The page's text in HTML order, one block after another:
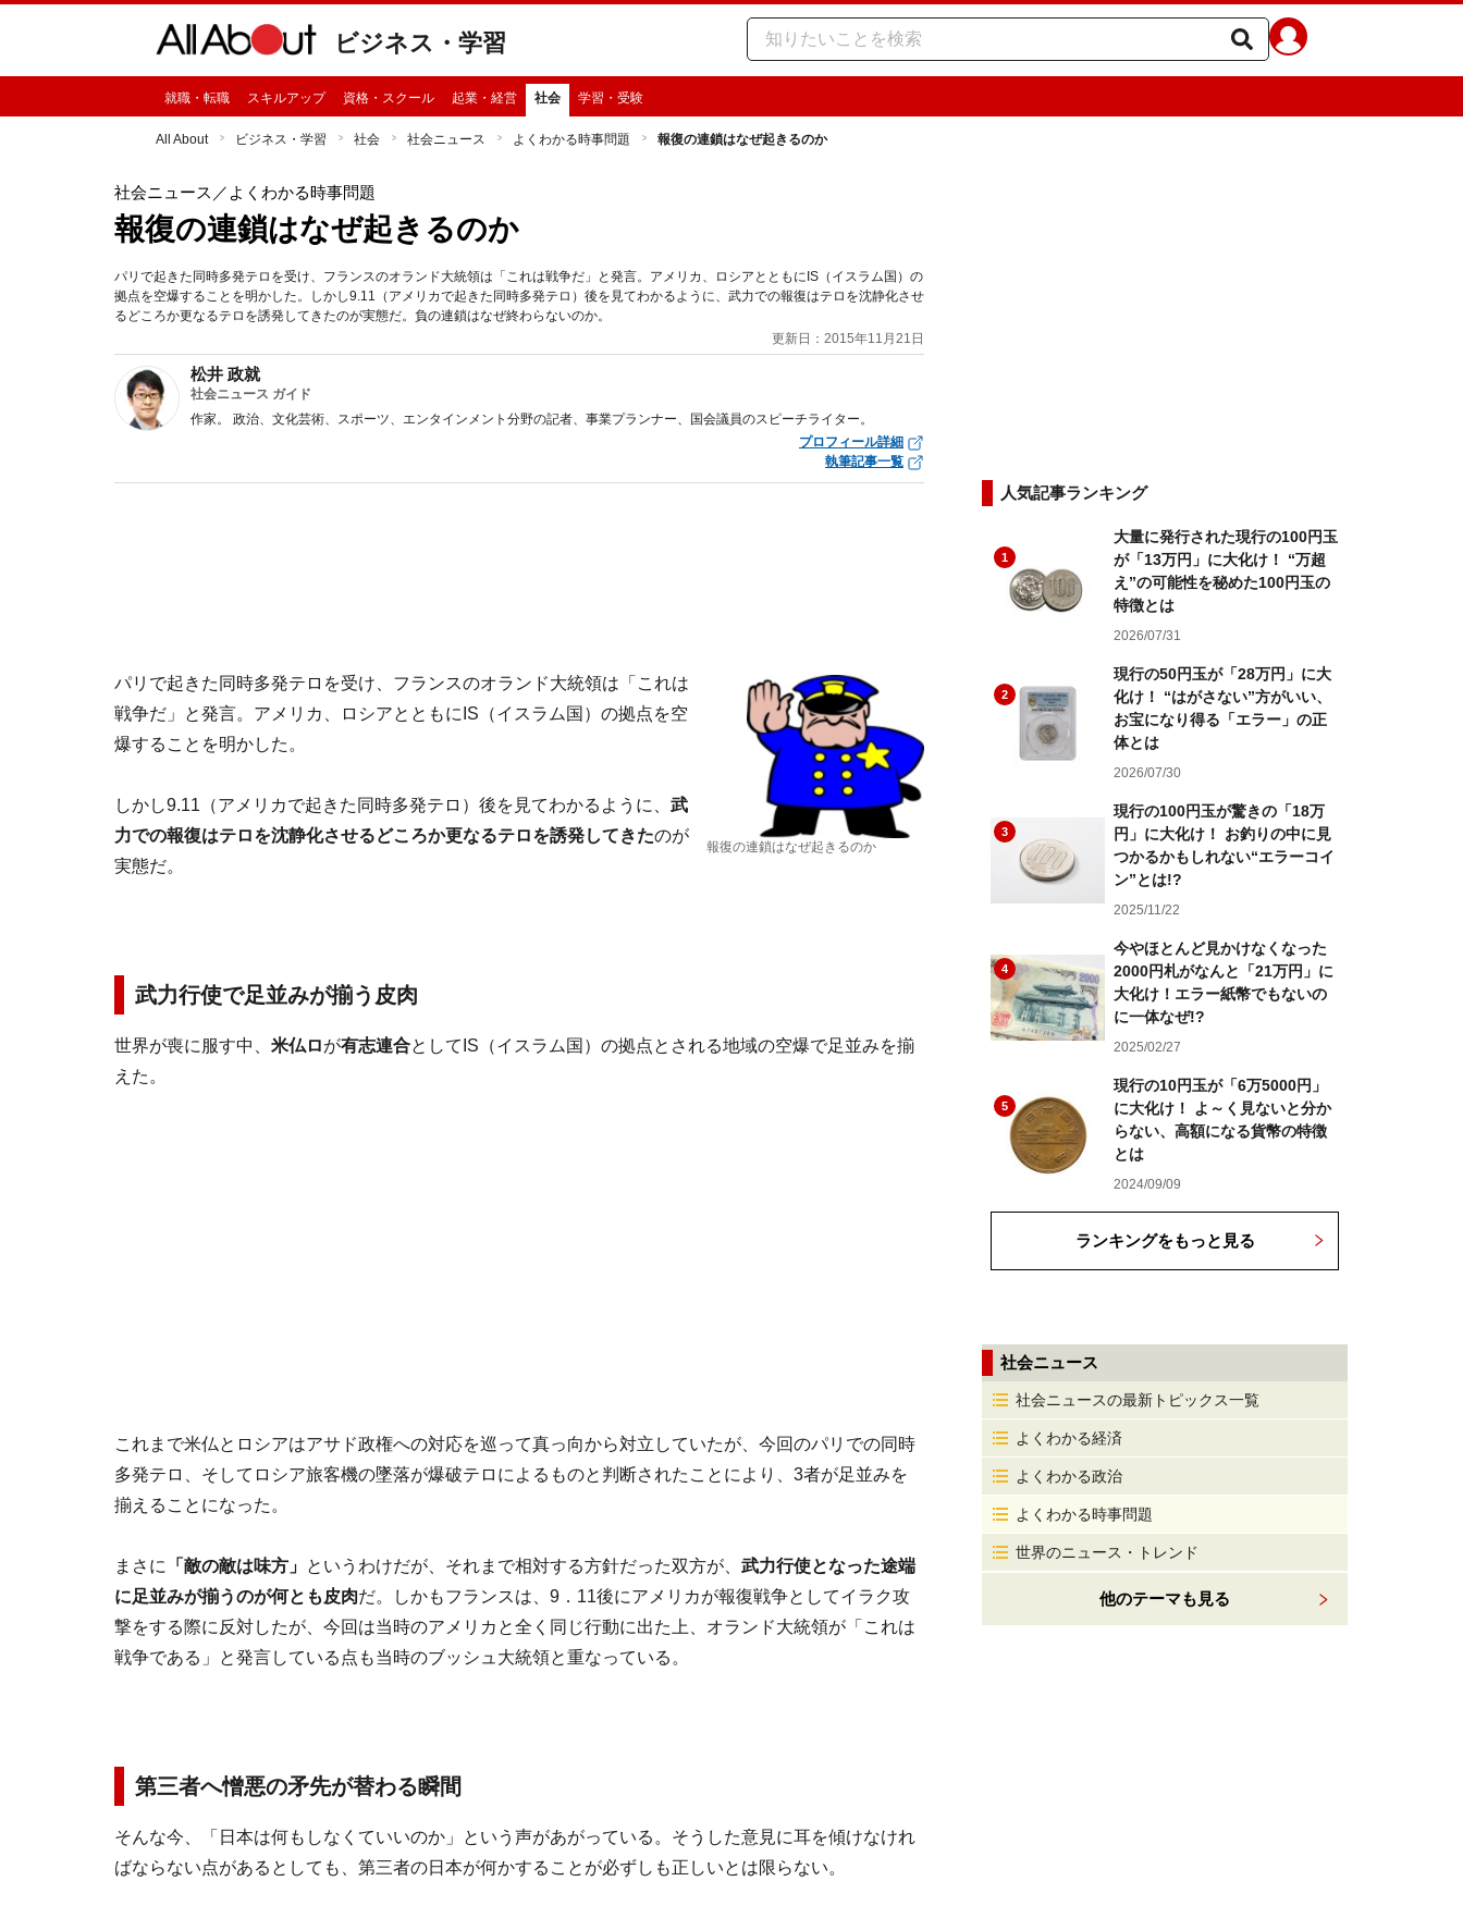
ビジネス・学習
就職・転職 スキルアップ 資格・スクール 起業・経営 社会 学習・受験
All About ビジネス・学習 社会 社会ニュース よくわかる時事問題 報復の連鎖はなぜ起きるのか
社会ニュース ／よくわかる時事問題
報復の連鎖はなぜ起きるのか
パリで起きた同時多発テロを受け、フランスのオランド大統領は「これは戦争だ」と発言。アメリカ、ロシアとともにIS（イスラム国）の
拠点を空爆することを明かした。しかし9.11（アメリカで起きた同時多発テロ）後を見てわかるように、武力での報復はテロを沈静化させ
るどころか更なるテロを誘発してきたのが実態だ。負の連鎖はなぜ終わらないのか。
更新日：2015年11月21日
松井 政就
社会ニュース ガイド
作家。 政治、文化芸術、スポーツ、エンタインメント分野の記者、事業プランナー、国会議員のスピーチライター。
プロフィール詳細
執筆記事一覧
報復の連鎖はなぜ起きるのか
パリで起きた同時多発テロを受け、フランスのオランド大統領は「これは
戦争だ」と発言。アメリカ、ロシアとともにIS（イスラム国）の拠点を空
爆することを明かした。
しかし9.11（アメリカで起きた同時多発テロ）後を見てわかるように、 武
力での報復はテロを沈静化させるどころか更なるテロを誘発してきたのが
実態だ。
武力行使で足並みが揃う皮肉
世界が喪に服す中、 米仏ロが有志連合としてIS（イスラム国）の拠点とされる地域の空爆で足並みを揃
えた。
これまで米仏とロシアはアサド政権への対応を巡って真っ向から対立していたが、今回のパリでの同時
多発テロ、そしてロシア旅客機の墜落が爆破テロによるものと判断されたことにより、3者が足並みを
揃えることになった。
まさに 「敵の敵は味方」 というわけだが、それまで相対する方針だった双方が、 武力行使となった途端
に足並みが揃うのが何とも皮肉だ。しかもフランスは、9．11後にアメリカが報復戦争としてイラク攻
撃をする際に反対したが、今回は当時のアメリカと全く同じ行動に出た上、オランド大統領が「これは
戦争である」と発言している点も当時のブッシュ大統領と重なっている。
第三者へ憎悪の矛先が替わる瞬間
そんな今、「日本は何もしなくていいのか」という声があがっている。そうした意見に耳を傾けなけれ
ばならない点があるとしても、第三者の日本が何かすることが必ずしも正しいとは限らない。
人気記事ランキング
1
大量に発行された現行の100円玉
が「13万円」に大化け！ “万超
え”の可能性を秘めた100円玉の
特徴とは
2026/07/31
2
現行の50円玉が「28万円」に大
化け！ “はがさない”方がいい、
お宝になり得る「エラー」の正
体とは
2026/07/30
3
現行の100円玉が驚きの「18万
円」に大化け！ お釣りの中に見
つかるかもしれない“エラーコイ
ン”とは!?
2025/11/22
4
今やほとんど見かけなくなった
2000円札がなんと「21万円」に
大化け！エラー紙幣でもないの
に一体なぜ!?
2025/02/27
5
現行の10円玉が「6万5000円」
に大化け！ よ～く見ないと分か
らない、高額になる貨幣の特徴
とは
2024/09/09
ランキングをもっと見る
社会ニュース
社会ニュースの最新トピックス一覧
よくわかる経済
よくわかる政治
よくわかる時事問題
世界のニュース・トレンド
他のテーマも見る